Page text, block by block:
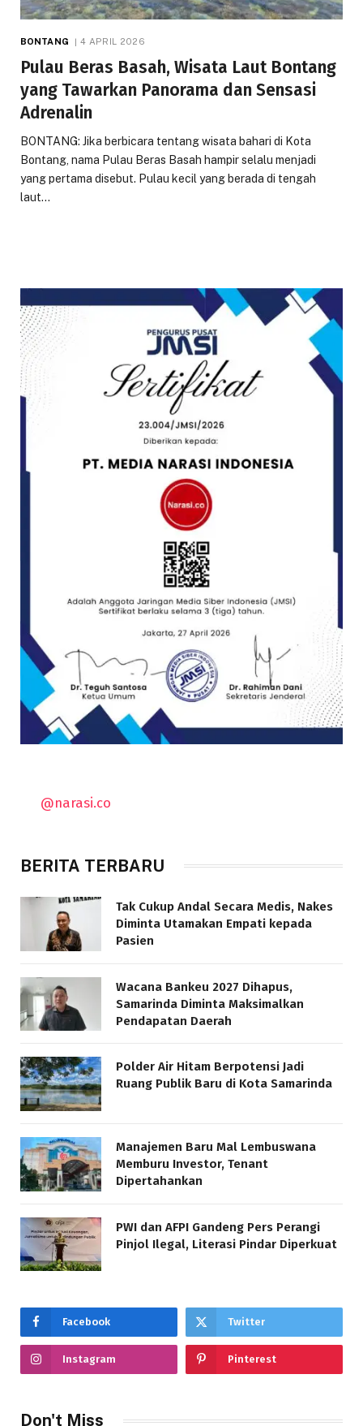
BONTANG 4 APRIL 2026
Pulau Beras Basah, Wisata Laut Bontang
yang Tawarkan Panorama dan Sensasi
Adrenalin
BONTANG: Jika berbicara tentang wisata bahari di Kota
Bontang, nama Pulau Beras Basah hampir selalu menjadi
yang pertama disebut. Pulau kecil yang berada di tengah
laut…
@narasi.co
BERITA TERBARU
Tak Cukup Andal Secara Medis, Nakes
Diminta Utamakan Empati kepada
Pasien
Wacana Bankeu 2027 Dihapus,
Samarinda Diminta Maksimalkan
Pendapatan Daerah
Polder Air Hitam Berpotensi Jadi
Ruang Publik Baru di Kota Samarinda
Manajemen Baru Mal Lembuswana
Memburu Investor, Tenant
Dipertahankan
PWI dan AFPI Gandeng Pers Perangi
Pinjol Ilegal, Literasi Pindar Diperkuat
Facebook Twitter
Instagram Pinterest
Don't Miss